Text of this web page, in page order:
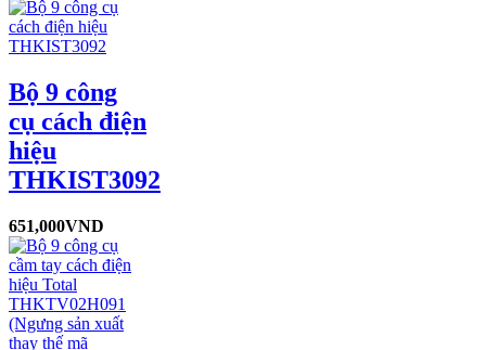
Bộ 9 công
cụ cách điện
hiệu
THKIST3092
651,000VND